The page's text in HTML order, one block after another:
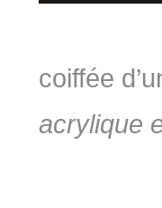
coiffée
acrylique